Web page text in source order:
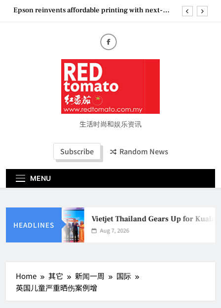
SkipEpson reinvents affordable printing with next-
“See Her Heal – 1,000 Untold Stories” 为马来西亚
妈妈提供分享剖腹产复原历程的空间
Vietjet Thailand Gears Up for Kuala Lumpur–
Bangkok Service Launch on9 October
Epson reinvents affordable printing with next-
generation EcoTank Series
Couture Fashion Week Malaysia 2026– Press
妈妈提供分享剖腹产复原历程的空间
生活时尚和娱乐资讯
Subscribe Random News
MENU
HEADLINES
Vietjet Thailand Gears Up for Kuala
Aug 7, 2026
Home 其它 新闻一周
国际
英国儿童严重晒伤案例增